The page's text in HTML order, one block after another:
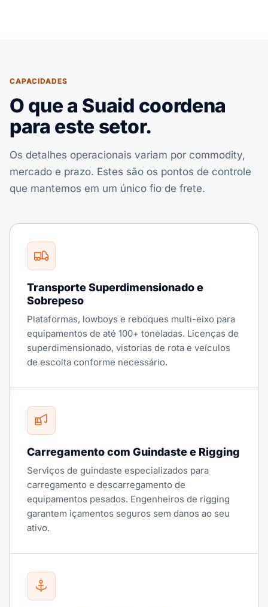
CAPACIDADES
O que a Suaid coordena
para este setor.
Os detalhes operacionais variam por commodity,
mercado e prazo. Estes são os pontos de controle
que mantemos em um único fio de frete.
Transporte Superdimensionado e
Sobrepeso
Plataformas, lowboys e reboques multi-eixo para
equipamentos de até 100+ toneladas. Licenças de
superdimensionado, vistorias de rota e veículos
de escolta conforme necessário.
Carregamento com Guindaste e Rigging
Serviços de guindaste especializados para
carregamento e descarregamento de
equipamentos pesados. Engenheiros de rigging
garantem içamentos seguros sem danos ao seu
ativo.